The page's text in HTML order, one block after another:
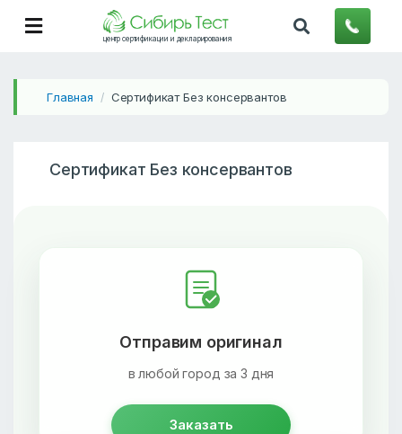
центр сертификации и декларирования
Главная / Сертификат Без консервантов
Сертификат Без консервантов
Отправим оригинал
в любой город за 3 дня
Заказать